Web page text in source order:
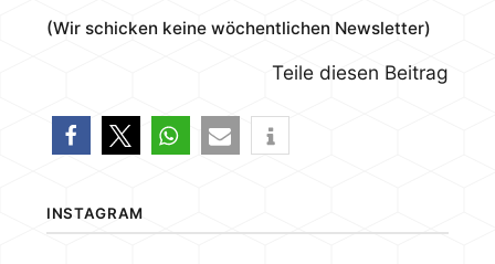
(Wir schicken keine wöchentlichen Newsletter)
Teile diesen Beitrag
INSTAGRAM